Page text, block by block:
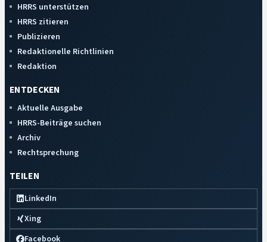
HRRS unterstützen
HRRS zitieren
Publizieren
Redaktionelle Richtlinien
Redaktion
ENTDECKEN
Aktuelle Ausgabe
HRRS-Beiträge suchen
Archiv
Rechtsprechung
TEILEN
LinkedIn
Xing
Facebook